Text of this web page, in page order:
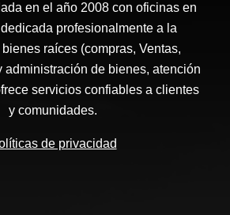
en el año 2008 con oficinas en
profesionalmente a la
raíces (compras, Ventas,
administración de bienes, atención
servicios confiables a clientes
y comunidades.
de privacidad